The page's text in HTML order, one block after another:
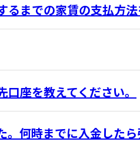
までの家賃の支払方
座を教えてください。
。何時までに入金した